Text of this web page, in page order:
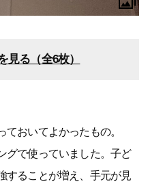
見る（全6枚）
おいてよかったもの。
グで使っていました。子ど
することが増え、手元が見